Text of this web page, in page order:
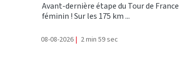
Avant-dernière étape du Tour de France
féminin ! Sur les 175 km ...
08-08-2026 | 2 min 59 sec